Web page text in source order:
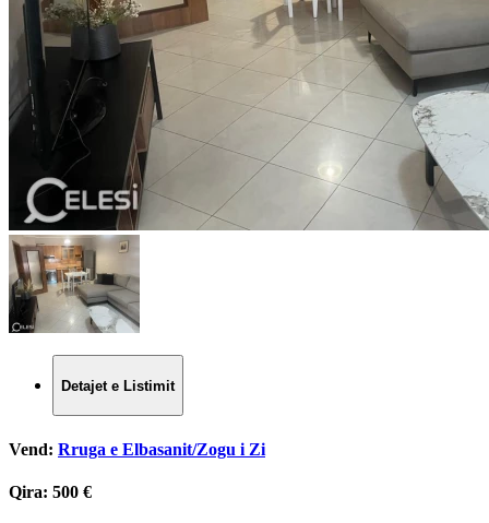
Detajet e Listimit
Vend: Rruga e Elbasanit/Zogu i Zi
Qira: 500 €